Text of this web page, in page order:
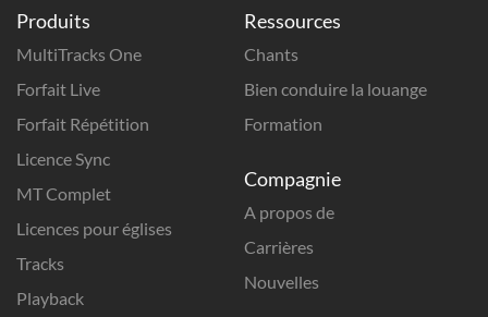
Produits
MultiTracks One
Forfait Live
Forfait Répétition
Licence Sync
MT Complet
Licences pour églises
Tracks
Playback
Ressources
Chants
Bien conduire la louange
Formation
Compagnie
A propos de
Carrières
Nouvelles